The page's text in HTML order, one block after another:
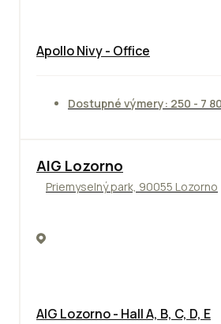
Apollo Nivy - Office
Dostupné výmery: 250 - 7
TOP
AIG Lozorno
Priemyselný park, 90055 Lozorno
AIG Lozorno - Hall A, B, C, D, E